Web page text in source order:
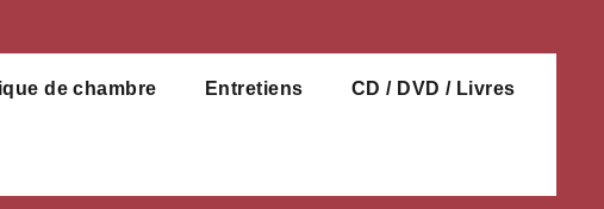
de chambre Entretiens CD / DVD / Livres